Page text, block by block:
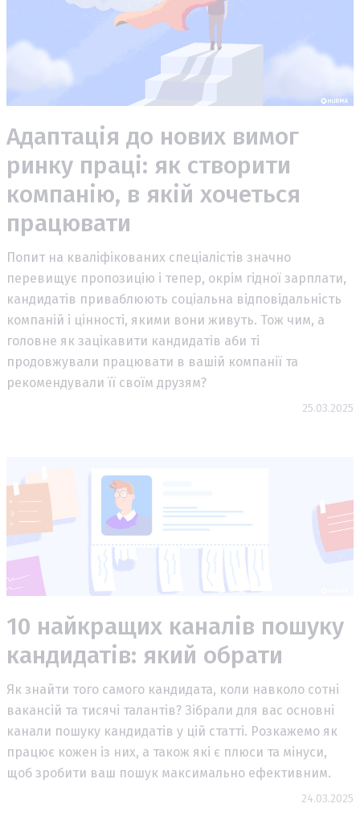
Адаптація до нових вимог
ринку праці: як створити
компанію, в якій хочеться
працювати
Попит на кваліфікованих спеціалістів значно
перевищує пропозицію і тепер, окрім гідної зарплати,
кандидатів приваблюють соціальна відповідальність
компаній і цінності, якими вони живуть. Тож чим, а
головне як зацікавити кандидатів аби ті
продовжували працювати в вашій компанії та
рекомендували її своїм друзям?
25.03.2025
10 найкращих каналів пошуку
кандидатів: який обрати
Як знайти того самого кандидата, коли навколо сотні
вакансій та тисячі талантів? Зібрали для вас основні
канали пошуку кандидатів у цій статті. Розкажемо як
працює кожен із них, а також які є плюси та мінуси,
щоб зробити ваш пошук максимально ефективним.
24.03.2025